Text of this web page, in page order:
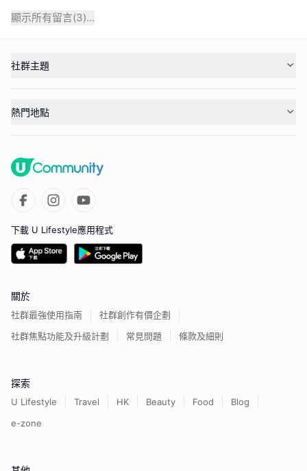
顯示所有留言(3)...
社群主題
熱門地點
下載 U Lifestyle應用程式
關於
社群最強使用指南
社群創作有價企劃
社群焦點功能及升級計劃
常見問題 條款及細則
探索
U Lifestyle Travel HK Beauty Food
Blog
e-zone